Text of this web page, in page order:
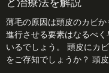
と治療法を解説
薄毛の原因は頭皮のカビ
進行させる要素はなるべ
いるでしょう。 頭皮にカビが生えて薄毛の原因になる、ということ
をご存知でしょうか？ 頭皮にカビが生えるの？と驚かれた方もい